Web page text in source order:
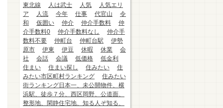
東北線
人は武士 人気
人気エリ
ア
人流 今年 仕事 代官山
令
和
仮囲い 仲介 仲介手数料
仲
介手数料0
仲介手数料なし
仲介手
数料不要
仲町台 仲町台駅
伊勢
原市
伊東 伊豆 休暇 休業
会
社
会話 会議 低価格
低金利
住まい
住まい探し 住みたい
住
みたい市区町村ランキング
住みたい
街ランキング日本一、未公開物件、横
浜駅、徒歩７分、西区岡野、公道面、
整形地、閑静住宅地、知る人ぞ知る、